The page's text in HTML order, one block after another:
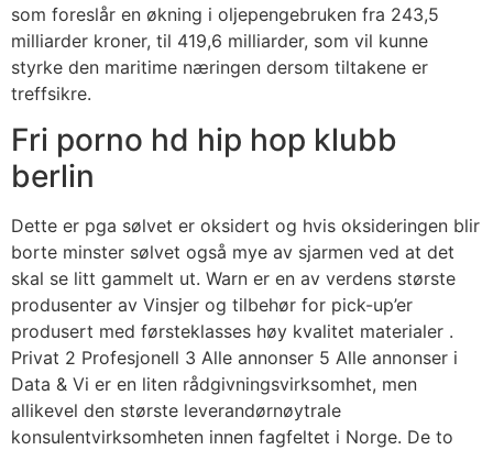
som foreslår en økning i oljepengebruken fra 243,5
milliarder kroner, til 419,6 milliarder, som vil kunne
styrke den maritime næringen dersom tiltakene er
treffsikre.
Fri porno hd hip hop klubb
berlin
Dette er pga sølvet er oksidert og hvis oksideringen blir
borte minster sølvet også mye av sjarmen ved at det
skal se litt gammelt ut. Warn er en av verdens største
produsenter av Vinsjer og tilbehør for pick-up’er
produsert med førsteklasses høy kvalitet materialer .
Privat 2 Profesjonell 3 Alle annonser 5 Alle annonser i
Data & Vi er en liten rådgivningsvirksomhet, men
allikevel den største leverandørnøytrale
konsulentvirksomheten innen fagfeltet i Norge. De to